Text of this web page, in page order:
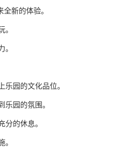
新的体验。
。
。
乐园的文化品位。
乐园的氛围。
分的休息。
。